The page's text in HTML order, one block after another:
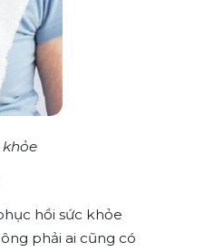
hồi sức khỏe
phải ai cũng có